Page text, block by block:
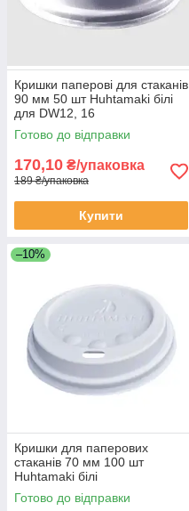
Кришки паперові для стаканів
90 мм 50 шт Huhtamaki білі
для DW12, 16
Готово до відправки
170,10 ₴/упаковка
189 ₴/упаковка
Купити
–10%
Кришки для паперових
стаканів 70 мм 100 шт
Huhtamaki білі
Готово до відправки